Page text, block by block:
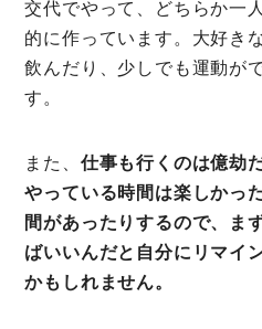
交代でやって、どちらか一
的に作っています。大好き
飲んだり、少しでも運動が
す。
また、 仕事も行くのは億劫
やっている時間は楽しかっ
間があったりするので、ま
ばいいんだと自分にリマイ
かもしれません。